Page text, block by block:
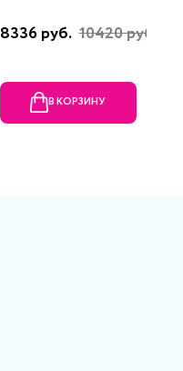
8336 руб. 10420 руб.
В КОРЗИНУ